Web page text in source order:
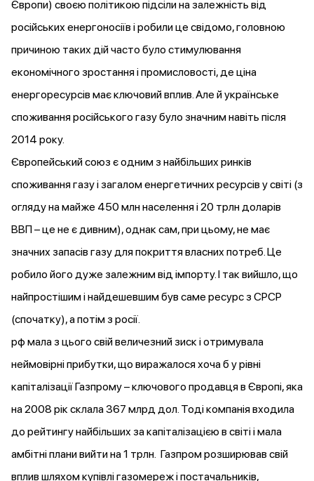
Європи) своєю політикою підсіли на залежність від
російських енергоносіїв і робили це свідомо, головною
причиною таких дій часто було стимулювання
економічного зростання і промисловості, де ціна
енергоресурсів має ключовий вплив. Але й українське
споживання російського газу було значним навіть після
2014 року.
Європейський союз є одним з найбільших ринків
споживання газу і загалом енергетичних ресурсів у світі (з
огляду на майже 450 млн населення і 20 трлн доларів
ВВП – це не є дивним), однак сам, при цьому, не має
значних запасів газу для покриття власних потреб. Це
робило його дуже залежним від імпорту. І так вийшло, що
найпростішим і найдешевшим був саме ресурс з СРСР
(спочатку), а потім з росії.
рф мала з цього свій величезний зиск і отримувала
неймовірні прибутки, що виражалося хоча б у рівні
капіталізації Газпрому – ключового продавця в Європі, яка
на 2008 рік склала 367 млрд дол. Тоді компанія входила
до рейтингу найбільших за капіталізацією в світі і мала
амбітні плани вийти на 1 трлн. Газпром розширював свій
вплив шляхом купівлі газомереж і постачальників,